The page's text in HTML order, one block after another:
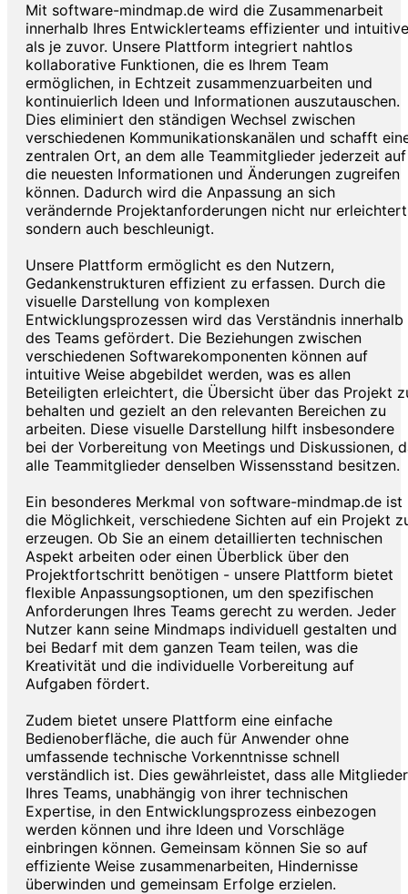
Mit software-mindmap.de wird die Zusammenarbeit
innerhalb Ihres Entwicklerteams effizienter und
als je zuvor. Unsere Plattform integriert nahtlos
kollaborative Funktionen, die es Ihrem Team
ermöglichen, in Echtzeit zusammenzuarbeiten und
kontinuierlich Ideen und Informationen auszutauschen.
Dies eliminiert den ständigen Wechsel zwischen
verschiedenen Kommunikationskanälen und schafft
zentralen Ort, an dem alle Teammitglieder jederzeit auf
die neuesten Informationen und Änderungen zugreifen
können. Dadurch wird die Anpassung an sich
verändernde Projektanforderungen nicht nur
sondern auch beschleunigt.
Unsere Plattform ermöglicht es den Nutzern,
Gedankenstrukturen effizient zu erfassen. Durch die
visuelle Darstellung von komplexen
Entwicklungsprozessen wird das Verständnis innerhalb
des Teams gefördert. Die Beziehungen zwischen
verschiedenen Softwarekomponenten können auf
intuitive Weise abgebildet werden, was es allen
Beteiligten erleichtert, die Übersicht über das Projekt
behalten und gezielt an den relevanten Bereichen zu
arbeiten. Diese visuelle Darstellung hilft insbesondere
bei der Vorbereitung von Meetings und Diskussionen,
alle Teammitglieder denselben Wissensstand besitzen.
Ein besonderes Merkmal von software-mindmap.de ist
die Möglichkeit, verschiedene Sichten auf ein Projekt
erzeugen. Ob Sie an einem detaillierten technischen
Aspekt arbeiten oder einen Überblick über den
Projektfortschritt benötigen - unsere Plattform bietet
flexible Anpassungsoptionen, um den spezifischen
Anforderungen Ihres Teams gerecht zu werden. Jeder
Nutzer kann seine Mindmaps individuell gestalten und
bei Bedarf mit dem ganzen Team teilen, was die
Kreativität und die individuelle Vorbereitung auf
Aufgaben fördert.
Zudem bietet unsere Plattform eine einfache
Bedienoberfläche, die auch für Anwender ohne
umfassende technische Vorkenntnisse schnell
verständlich ist. Dies gewährleistet, dass alle Mitglieder
Ihres Teams, unabhängig von ihrer technischen
Expertise, in den Entwicklungsprozess einbezogen
werden können und ihre Ideen und Vorschläge
einbringen können. Gemeinsam können Sie so auf
effiziente Weise zusammenarbeiten, Hindernisse
überwinden und gemeinsam Erfolge erzielen.